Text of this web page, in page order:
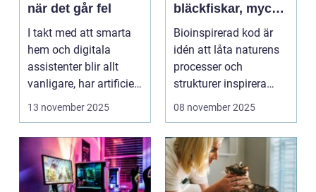
när det går fel
I takt med att smarta
hem och digitala
assistenter blir allt
vanligare, har artificiell
intelligens ...
13 november 2025
bläckfiskar, mycel
och mossa när vi
bygger nya system
Bioinspirerad kod är
idén att låta naturens
processer och
strukturer inspirera
hur...
08 november 2025